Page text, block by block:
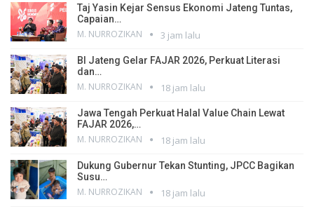
Taj Yasin Kejar Sensus Ekonomi Jateng Tuntas,
Capaian…
M. NURROZIKAN 3 jam lalu
BI Jateng Gelar FAJAR 2026, Perkuat Literasi
dan…
M. NURROZIKAN 18 jam lalu
Jawa Tengah Perkuat Halal Value Chain Lewat
FAJAR 2026,…
M. NURROZIKAN 18 jam lalu
Dukung Gubernur Tekan Stunting, JPCC Bagikan
Susu…
M. NURROZIKAN 18 jam lalu